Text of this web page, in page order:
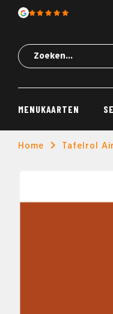
MENUKAARTEN
Home Tafelrol